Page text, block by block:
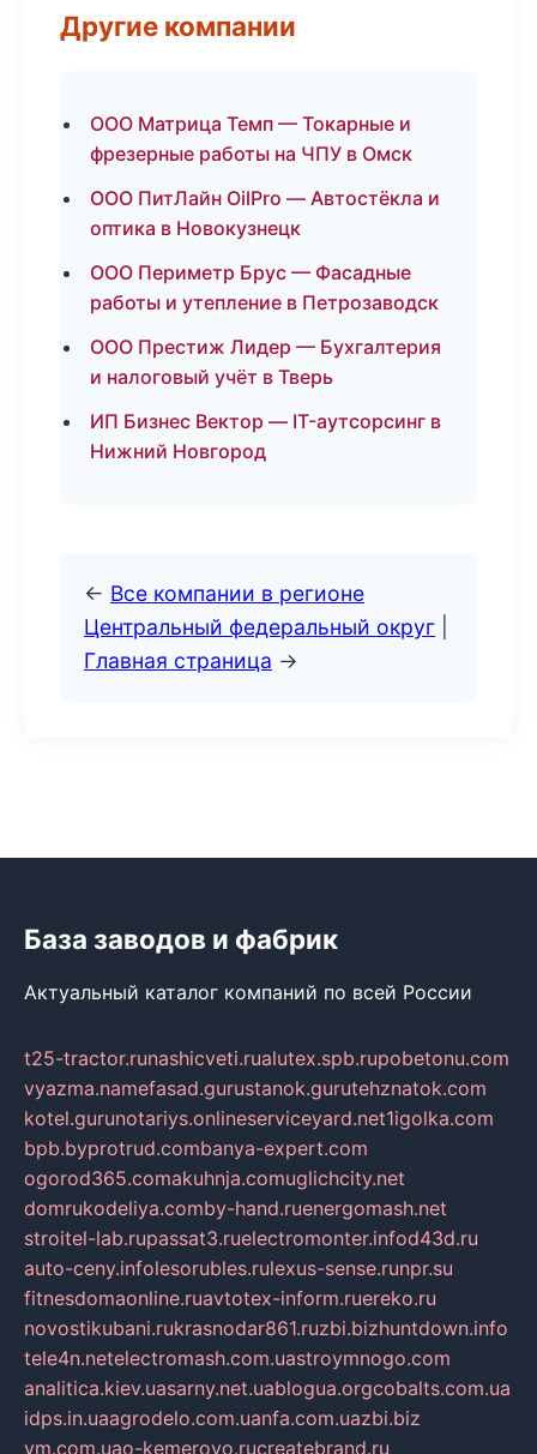
Другие компании
ООО Матрица Темп — Токарные и
фрезерные работы на ЧПУ в Омск
ООО ПитЛайн OilPro — Автостёкла и
оптика в Новокузнецк
ООО Периметр Брус — Фасадные
работы и утепление в Петрозаводск
ООО Престиж Лидер — Бухгалтерия
и налоговый учёт в Тверь
ИП Бизнес Вектор — IT-аутсорсинг в
Нижний Новгород
← Все компании в регионе
Центральный федеральный округ
Главная страница →
База заводов и фабрик
Актуальный каталог компаний по всей России
t25-tractor.runashicveti.rualutex.spb.rupobetonu.com
vyazma.namefasad.gurustanok.gurutehznatok.com
kotel.gurunotariys.onlineserviceyard.net1igolka.com
bpb.byprotrud.combanya-expert.com
ogorod365.comakuhnja.comuglichcity.net
domrukodeliya.comby-hand.ruenergomash.net
stroitel-lab.rupassat3.ruelectromonter.infod43d.ru
auto-ceny.infolesorubles.rulexus-sense.runpr.su
fitnesdomaonline.ruavtotex-inform.ruereko.ru
novostikubani.rukrasnodar861.ruzbi.bizhuntdown.info
tele4n.netelectromash.com.uastroymnogo.com
analitica.kiev.uasarny.net.uablogua.orgcobalts.com.ua
idps.in.uaagrodelo.com.uanfa.com.uazbi.biz
vm.com.uao-kemerovo.rucreatebrand.ru